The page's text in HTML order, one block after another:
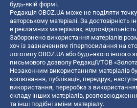
будь-якій формі.
Редакція OBOZ.UA може не поділяти
авторському матеріалі. За достовірність
в рекламних матеріалах,
Заборонено використання матеріалів
хоч із зазначенням гіперпосилання на
логотипу OBOZ.UA або будь-якого іншого
письмового дозволу Редакції/ТОВ
Незаконним використанням матеріалів
копiювання, публiкацiя, передрук,
використання, переробка з
складу інших матеріалів,
та інші подібні зміни матеріалу.